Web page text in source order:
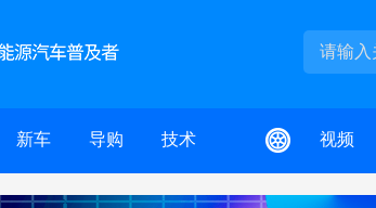
新车 导购 技术 视频